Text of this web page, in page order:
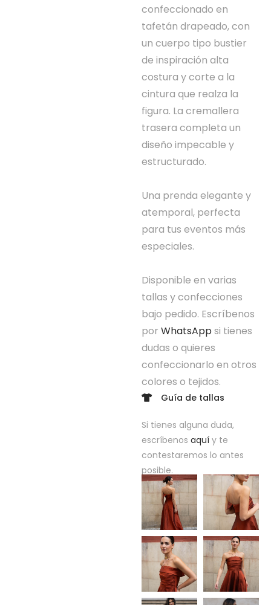
confeccionado en
tafetán drapeado, con
un cuerpo tipo bustier
de inspiración alta
costura y corte a la
cintura que realza la
figura. La cremallera
trasera completa un
diseño impecable y
estructurado.
Una prenda elegante y
atemporal, perfecta
para tus eventos más
especiales.
Disponible en varias
tallas y confecciones
bajo pedido. Escríbenos
por WhatsAppsi tienes
dudas o quieres
confeccionarlo en otros
colores o tejidos.
Guía de tallas
Si tienes alguna duda,
escríbenos aquíy te
contestaremos lo antes
posible.